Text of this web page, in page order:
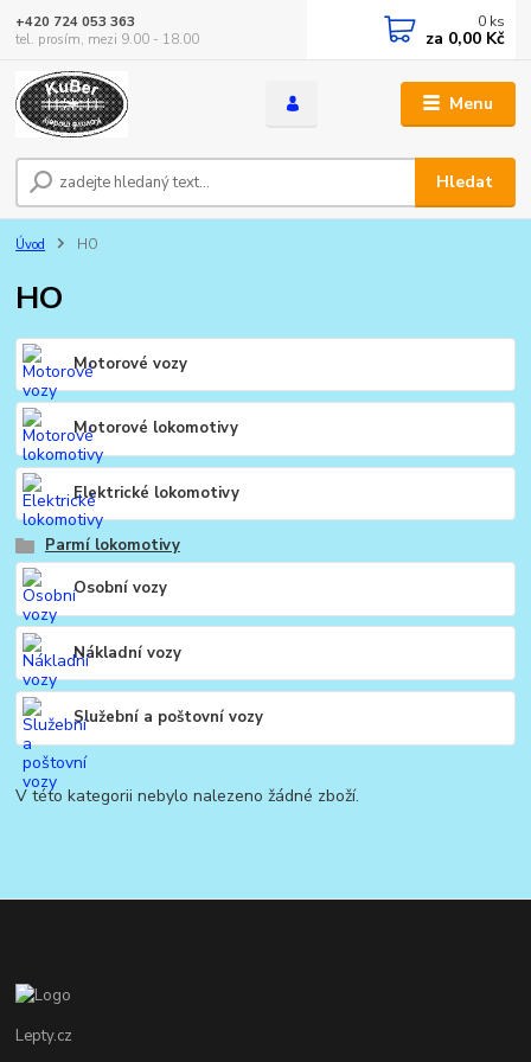
Menu
Hledat
+420 724 053 363
tel. prosím, mezi 9.00 - 18.00
0 ks
za 0,00 Kč
Úvod HO
HO
Motorové vozy
Motorové lokomotivy
Elektrické lokomotivy
Parmí lokomotivy
Osobní vozy
Nákladní vozy
Služební a poštovní vozy
V této kategorii nebylo nalezeno žádné zboží.
Lepty.cz